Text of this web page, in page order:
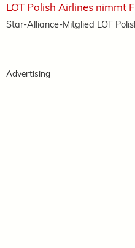
LOT Polish Airlines nimmt
Star-Alliance-Mitglied LOT
Advertising